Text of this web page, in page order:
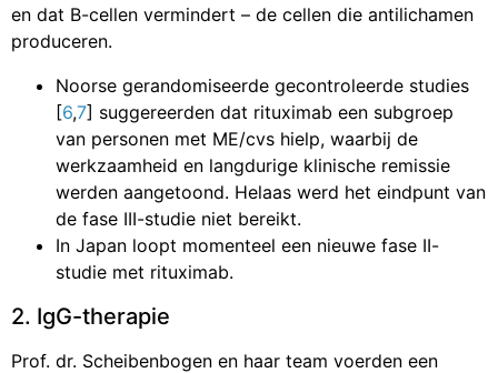
en dat B-cellen vermindert – de cellen die antilichamen
produceren.
Noorse gerandomiseerde gecontroleerde studies
[6,7] suggereerden dat rituximab een subgroep
van personen met ME/cvs hielp, waarbij de
werkzaamheid en langdurige klinische remissie
werden aangetoond. Helaas werd het eindpunt van
de fase III-studie niet bereikt.
In Japan loopt momenteel een nieuwe fase II-
studie met rituximab.
2. IgG-therapie
Prof. dr. Scheibenbogen en haar team voerden een